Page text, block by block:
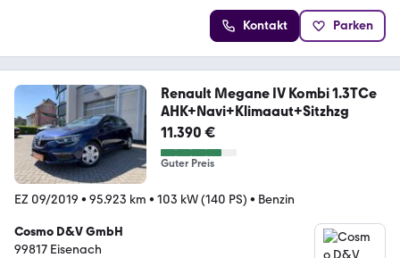
Kontakt Parken
Renault Megane IV Kombi 1.3TCe
AHK+Navi+Klimaaut+Sitzhzg
11.390 €
Guter Preis
EZ 09/2019 • 95.923 km • 103 kW (140 PS) • Benzin
Cosmo D&V GmbH
99817 Eisenach